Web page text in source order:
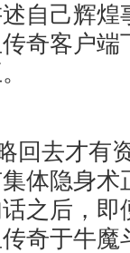
自己辉煌
奇客户端
回去才有
体隐身术
之后，即
奇于牛魔